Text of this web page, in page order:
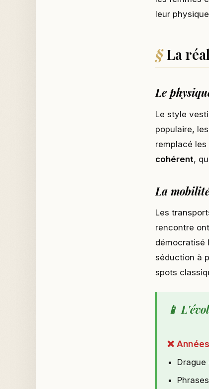
leur
La
Le
Le style
populaire,
remplacé
cohérent,
La
Les
rencontre
démocratisé
séduction à
spots
📱
❌
Drague